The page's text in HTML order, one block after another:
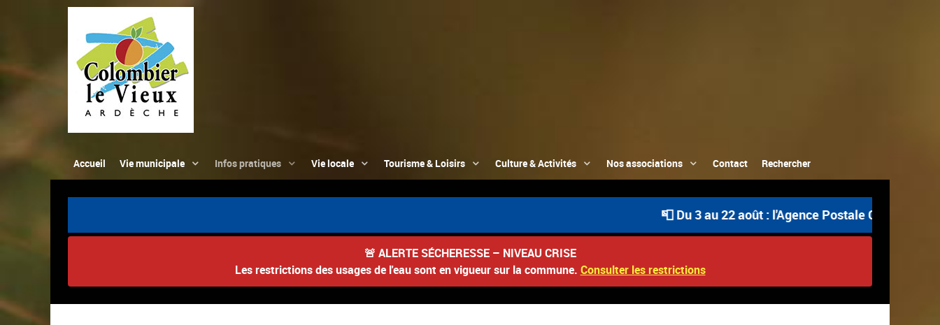
Accueil Vie municipale Infos pratiques Vie locale Tourisme & Loisirs Culture & Activités Nos associations Contact Rechercher
📮 Du 3 au 22 août : l'Agence Postale Communale est
🚨 ALERTE SÉCHERESSE – NIVEAU CRISE
Les restrictions des usages de l'eau sont en vigueur sur la commune. Consulter les restrictions